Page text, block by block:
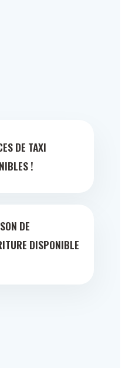
DE TAXI
!
DE
DISPONIBLE